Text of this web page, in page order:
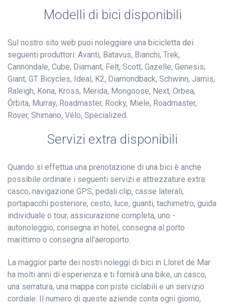
Modelli di bici disponibili
Sul nostro sito web puoi noleggiare una bicicletta dei
seguenti produttori: Avanti, Batavus, Bianchi, Trek,
Cannondale, Cube, Diamant, Felt, Scott, Gazelle, Genesis,
Giant, GT Bicycles, Ideal, K2, Diamondback, Schwinn, Jamis,
Raleigh, Kona, Kross, Merida, Mongoose, Next, Orbea,
Órbita, Murray, Roadmaster, Rocky, Miele, Roadmaster,
Rover, Shimano, Vélo, Specialized.
Servizi extra disponibili
Quando si effettua una prenotazione di una bici è anche
possibile ordinare i seguenti servizi e attrezzature extra:
casco, navigazione GPS, pedali clip, casse laterali,
portapacchi posteriore, cesto, luce, guanti, tachimetro, guida
individuale o tour, assicurazione completa, uno -
autonoleggio, consegna in hotel, consegna al porto
marittimo o consegna all'aeroporto.
La maggior parte dei nostri noleggi di bici in Lloret de Mar
ha molti anni di esperienza e ti fornirà una bike, un casco,
una serratura, una mappa con piste ciclabili e un servizio
cordiale. Il numero di queste aziende conta ogni giorno,